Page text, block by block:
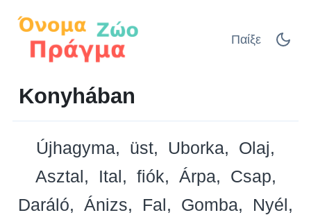
Παίξε
Konyhában
Újhagyma üst Uborka
Olaj
Asztal
Ital fiók Árpa
Csap
Daráló
Ánizs Fal Gomba
Nyél